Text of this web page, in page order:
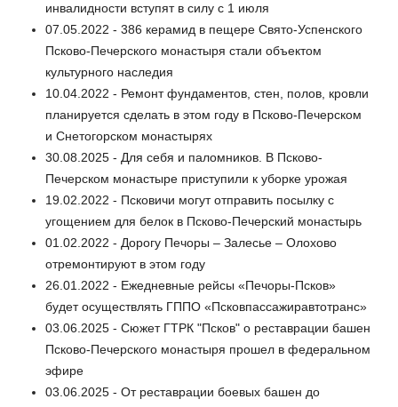
инвалидности вступят в силу с 1 июля
07.05.2022 - 386 керамид в пещере Свято-Успенского
Псково-Печерского монастыря стали объектом
культурного наследия
10.04.2022 - Ремонт фундаментов, стен, полов, кровли
планируется сделать в этом году в Псково-Печерском
и Снетогорском монастырях
30.08.2025 - Для себя и паломников. В Псково-
Печерском монастыре приступили к уборке урожая
19.02.2022 - Псковичи могут отправить посылку с
угощением для белок в Псково-Печерский монастырь
01.02.2022 - Дорогу Печоры – Залесье – Олохово
отремонтируют в этом году
26.01.2022 - Ежедневные рейсы «Печоры-Псков»
будет осуществлять ГППО «Псковпассажиравтотранс»
03.06.2025 - Сюжет ГТРК "Псков" о реставрации башен
Псково-Печерского монастыря прошел в федеральном
эфире
03.06.2025 - От реставрации боевых башен до